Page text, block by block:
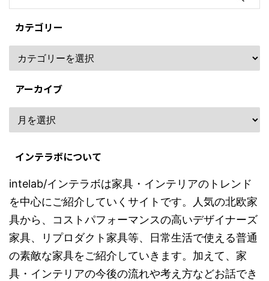
カテゴリー
アーカイブ
インテラボについて
intelab/インテラボは家具・インテリアのトレンド
を中心にご紹介していくサイトです。人気の北欧家
具から、コストパフォーマンスの高いデザイナーズ
家具、リプロダクト家具等、日常生活で使える普通
の素敵な家具をご紹介していきます。加えて、家
具・インテリアの今後の流れや考え方などお話でき